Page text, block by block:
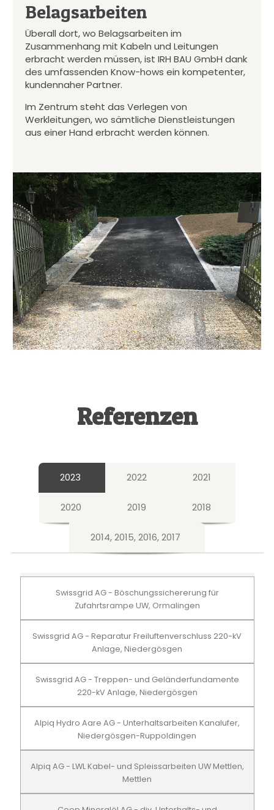
Belagsarbeiten
Überall dort, wo Belagsarbeiten im
Zusammenhang mit Kabeln und Leitungen
erbracht werden müssen, ist IRH BAU GmbH dank
des umfassenden Know-hows ein kompetenter,
kundennaher Partner.
Im Zentrum steht das Verlegen von
Werkleitungen, wo sämtliche Dienstleistungen
aus einer Hand erbracht werden können.
Referenzen
2023 2022 2021
2020 2019 2018
2014, 2015, 2016, 2017
Swissgrid AG - Böschungssichererung für
Zufahrtsrampe UW, Ormalingen
Swissgrid AG - Reparatur Freiluftenverschluss 220-kV
Anlage, Niedergösgen
Swissgrid AG - Treppen- und Geländerfundamente
220-kV Anlage, Niedergösgen
Alpiq Hydro Aare AG - Unterhaltsarbeiten Kanalufer,
Niedergösgen-Ruppoldingen
Alpiq AG - LWL Kabel- und Spleissarbeiten UW Mettlen,
Mettlen